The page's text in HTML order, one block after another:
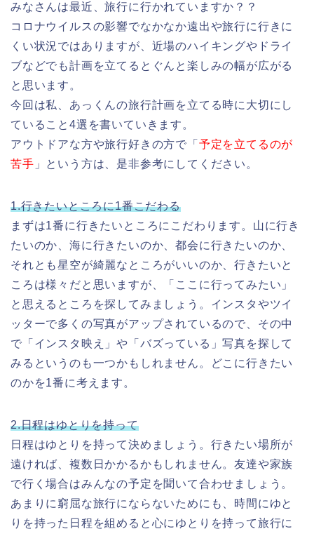
みなさんは最近、旅行に行かれていますか？？
コロナウイルスの影響でなかなか遠出や旅行に行きに
くい状況ではありますが、近場のハイキングやドライ
ブなどでも計画を立てるとぐんと楽しみの幅が広がる
と思います。
今回は私、あっくんの旅行計画を立てる時に大切にし
ていること4選を書いていきます。
アウトドアな方や旅行好きの方で「 予定を立てるのが
苦手 」という方は、是非参考にしてください。
1.行きたいところに1番こだわる
まずは1番に行きたいところにこだわります。山に行き
たいのか、海に行きたいのか、都会に行きたいのか、
それとも星空が綺麗なところがいいのか、行きたいと
ころは様々だと思いますが、「ここに行ってみたい」
と思えるところを探してみましょう。インスタやツイ
ッターで多くの写真がアップされているので、その中
で「インスタ映え」や「バズっている」写真を探して
みるというのも一つかもしれません。どこに行きたい
のかを1番に考えます。
2.日程はゆとりを持って
日程はゆとりを持って決めましょう。行きたい場所が
遠ければ、複数日かかるかもしれません。友達や家族
で行く場合はみんなの予定を聞いて合わせましょう。
あまりに窮屈な旅行にならないためにも、時間にゆと
りを持った日程を組めると心にゆとりを持って旅行に